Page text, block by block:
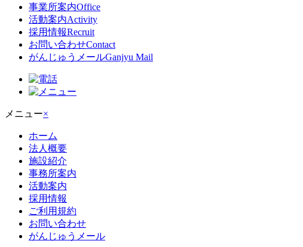
事業所案内Office
活動案内Activity
採用情報Recruit
お問い合わせContact
がんじゅうメールGanjyu Mail
メニュー×
ホーム
法人概要
施設紹介
事務所案内
活動案内
採用情報
ご利用規約
お問い合わせ
がんじゅうメール